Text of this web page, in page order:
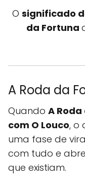
O significado
da Fortuna
A Roda da
Quando A
com O Louco, o
uma fase de
com tudo e
que existiam.